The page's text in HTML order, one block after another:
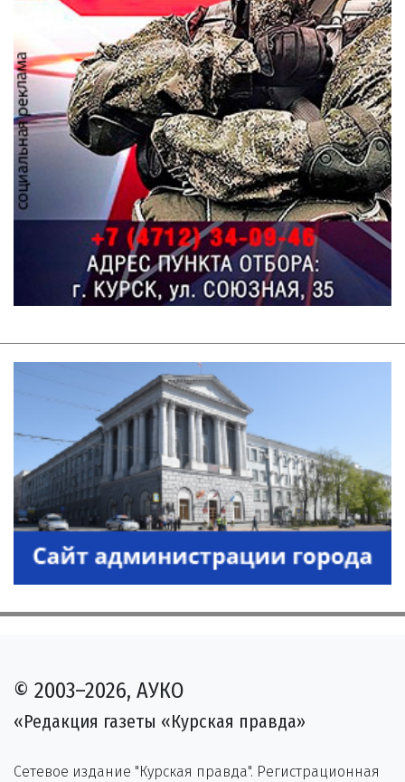
© 2003–2026, АУКО
«Редакция газеты «Курская правда»
Сетевое издание "Курская правда". Регистрационная